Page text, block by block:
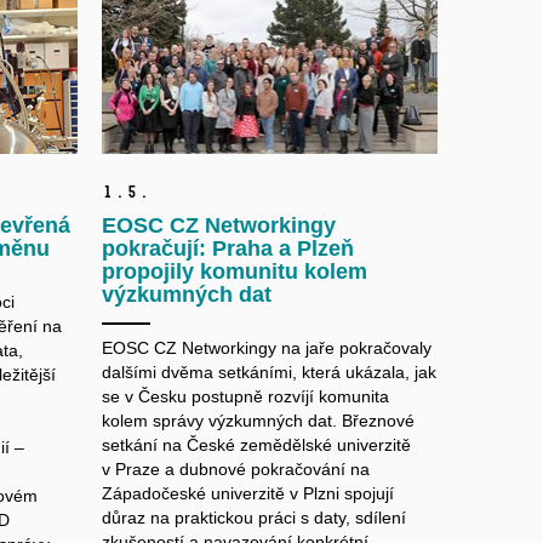
na
–
1. 5.
EOSC CZ Networkingy
pokračují: Praha a Plzeň
propojily komunitu kolem
výzkumných dat
EOSC CZ Networkingy na jaře pokračovaly
dalšími dvěma setkáními, která ukázala, jak
se v Česku postupně rozvíjí komunita
kolem správy výzkumných dat. Březnové
setkání na České zemědělské univerzitě
v Praze a dubnové pokračování na
Západočeské univerzitě v Plzni spojují
důraz na praktickou práci s daty, sdílení